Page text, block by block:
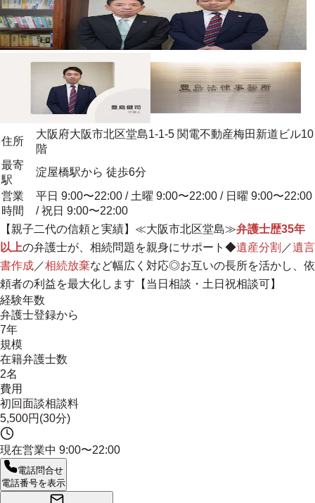
住所
大阪府大阪市北区堂島1-1-5 関電不動産梅田新道ビル10
階
最寄
駅
淀屋橋駅から 徒歩6分
営業
時間
平日 9:00〜22:00 / 土曜 9:00〜22:00 / 日曜 9:00〜22:00
/ 祝日 9:00〜22:00
【 親子二代の信頼と実績】≪大阪市北区堂島≫弁護士歴35年
以上の弁護士が、相続問題を親身にサポート◆遺産分割 ／遺言
書作成 ／相続放棄など幅広く対応◎お互いの長所を活かし、依
頼者の利益を最大化します【当日相談・土日祝相談可】
経験年数
弁護士登録から
7年
規模
在籍弁護士数
2名
費用
初回面談相談料
5,500円(30分)
現在営業中 9:00〜22:00
電話問合せ
電話番号を表示